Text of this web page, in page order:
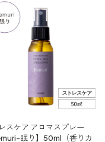
い
たい
スケア アロマスプレー
眠り】50ml（香りカ